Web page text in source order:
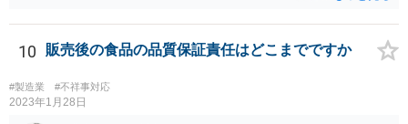
旨】 https://www.courts.go.jp/app/hanrei_jp/detail2?id=34183 「ＸがＡ
の意向を受けて開発，製造したゲーム機を順次ＸからＹ，ＹからＡに
継続的に販売する旨の契約が，締結の直前にＡが突然ゲーム機の改良
要求をしたことによって締結に至らなかった場合において，Ｙが，開
発等の続行に難色を示すＸに対し，Ａから具体的な発注を受けていな
10 販売後の食品の品質保証責任はどこまでですか
#製造業 #不祥事対応
2023年1月28日